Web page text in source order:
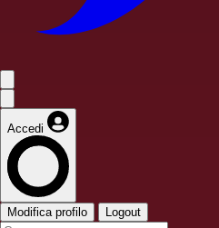
Accedi
Modifica profilo Logout